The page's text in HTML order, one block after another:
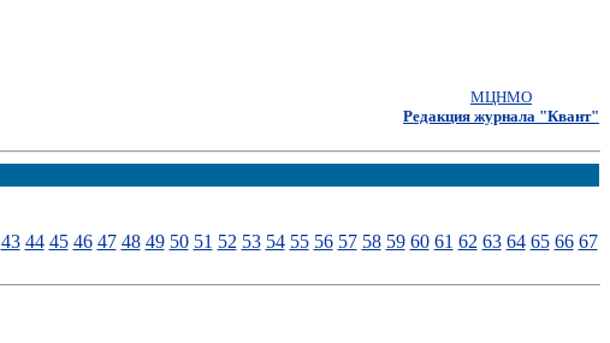
МЦНМО
Редакция журнала "Квант"
43 44 45 46 47 48 49 50 51 52 53 54 55 56 57 58 59 60 61 62 63 64 65 66 67